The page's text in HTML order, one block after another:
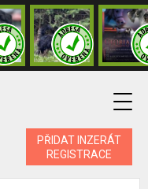
PŘIDAT INZERÁT
REGISTRACE